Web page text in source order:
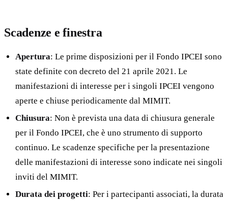
Scadenze e finestra
Apertura: Le prime disposizioni per il Fondo IPCEI sono
state definite con decreto del 21 aprile 2021. Le
manifestazioni di interesse per i singoli IPCEI vengono
aperte e chiuse periodicamente dal MIMIT.
Chiusura: Non è prevista una data di chiusura generale
per il Fondo IPCEI, che è uno strumento di supporto
continuo. Le scadenze specifiche per la presentazione
delle manifestazioni di interesse sono indicate nei singoli
inviti del MIMIT.
Durata dei progetti: Per i partecipanti associati, la durata